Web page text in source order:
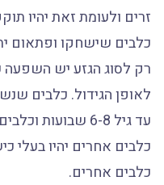
זרים ולעומת זאת יהיו
כלבים שישחקו ופתאום
רק לסוג הגזע יש השפעה
לאופן הגידול. כלבים
עד גיל 6-8
כלבים אחרים יהיו בעלי
כלבים אחרים.